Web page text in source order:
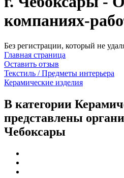
компаниях-
Без регистрации, который не
Главная страница
Оставить отзыв
Текстиль / Предметы интерьера
Керамические изделия
В категории
представлены
Чебоксары